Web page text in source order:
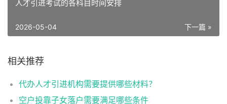
人才引进考试的各科目时间安排
下一篇 »
2026-05-04
相关推荐
代办人才引进机构需要提供哪些材料？
空户投靠子女落户需要满足哪些条件